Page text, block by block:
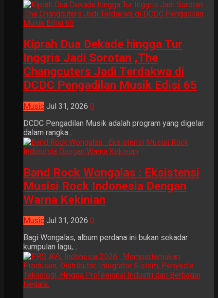
Kiprah Dua Dekade hingga Tur
Inggris Jadi Sorotan ,The
Changcuters Jadi Terdakwa di
DCDC Pengadilan Musik Edisi 65
Music Jul 31, 2026 0
DCDC Pengadilan Musik adalah program yang digelar
dalam rangka...
Band Rock Wongalas : Eksistensi
Musisi Rock Indonesia Dengan
Warna Kekinian
Music Jul 31, 2026 0
Bagi Wongalas, album perdana ini bukan sekadar
kumpulan lagu,...